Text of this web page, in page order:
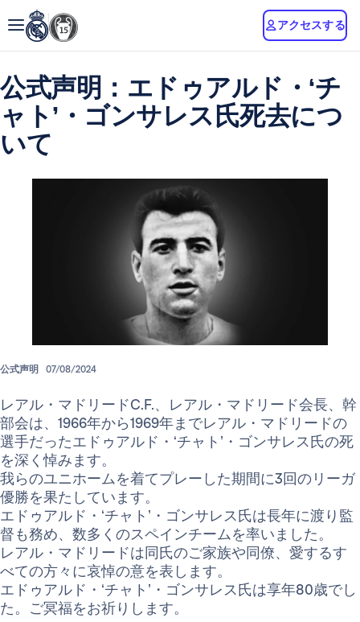
アクセスする
公式声明：エドゥアルド・‘チ
ャト’・ゴンサレス氏死去につ
いて
公式声明 07/08/2024
レアル・マドリードC.F.、レアル・マドリード会長、幹
部会は、1966年から1969年までレアル・マドリードの
選手だったエドゥアルド・‘チャト’・ゴンサレス氏の死
を深く悼みます。
我らのユニホームを着てプレーした期間に3回のリーガ
優勝を果たしています。
エドゥアルド・‘チャト’・ゴンサレス氏は長年に渡り監
督も務め、数多くのスペインチームを率いました。
レアル・マドリードは同氏のご家族や同僚、愛するす
べての方々に哀悼の意を表します。
エドゥアルド・‘チャト’・ゴンサレス氏は享年80歳でし
た。ご冥福をお祈りします。